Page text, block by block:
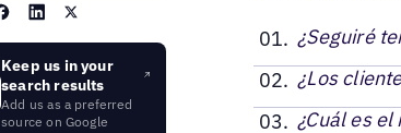
Keep us in your
search results
Add us as a preferred
source on Google
¿Seguiré
¿Los
¿Cuál es